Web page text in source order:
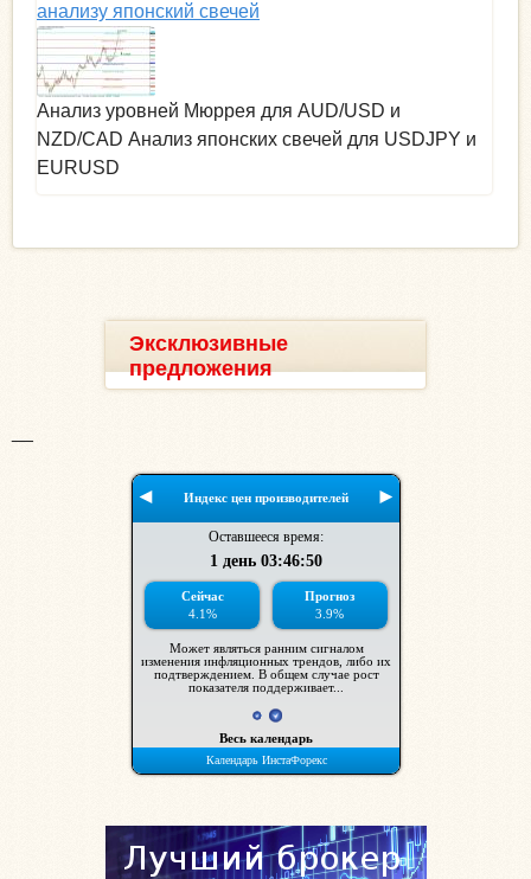
анализу японский свечей
Анализ уровней Мюррея для AUD/USD и
NZD/CAD Анализ японских свечей для USDJPY и
EURUSD
Эксклюзивные
предложения